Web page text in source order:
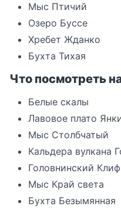
Мыс Птичий
Озеро Буссе
Хребет Жданко
Бухта Тихая
Что посмотреть
Белые скалы
Лавовое плато
Мыс Столбчатый
Кальдера вулкана
Головнинский Клиф
Мыс Край света
Бухта Безымянная